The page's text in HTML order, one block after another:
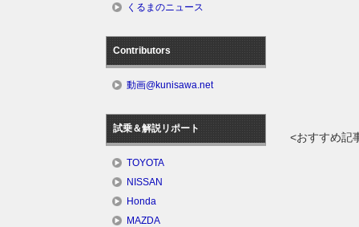
<おすすめ記
くるまのニュース
Contributors
動画@kunisawa.net
試乗＆解説リポート
TOYOTA
NISSAN
Honda
MAZDA